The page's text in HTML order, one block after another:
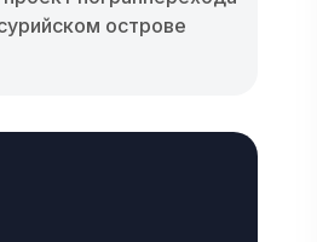
острове